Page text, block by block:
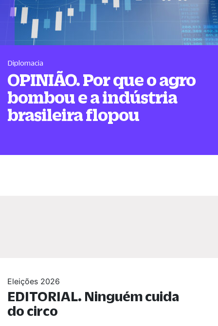
Diplomacia
OPINIÃO. Por que o agro
bombou e a indústria
brasileira flopou
Eleições 2026
EDITORIAL. Ninguém cuida
do circo